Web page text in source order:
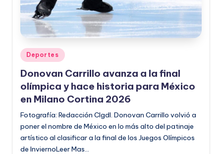
o
r
m
a
ti
v
a
Publicado
en
Deportes
Donovan Carrillo avanza a la final
olímpica y hace historia para México
en Milano Cortina 2026
Fotografía: Redacción CIgdl. Donovan Carrillo volvió a
poner el nombre de México en lo más alto del patinaje
artístico al clasificar a la final de los Juegos Olímpicos
de InviernoLeer Mas…